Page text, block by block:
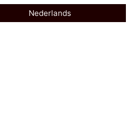
Nederlands